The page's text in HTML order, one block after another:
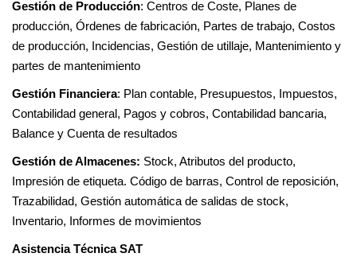
Gestión de Producción: Centros de Coste, Planes de
producción, Órdenes de fabricación, Partes de trabajo, Costos
de producción, Incidencias, Gestión de utillaje, Mantenimiento y
partes de mantenimiento
Gestión Financiera: Plan contable, Presupuestos, Impuestos,
Contabilidad general, Pagos y cobros, Contabilidad bancaria,
Balance y Cuenta de resultados
Gestión de Almacenes: Stock, Atributos del producto,
Impresión de etiqueta. Código de barras, Control de reposición,
Trazabilidad, Gestión automática de salidas de stock,
Inventario, Informes de movimientos
Asistencia Técnica SAT